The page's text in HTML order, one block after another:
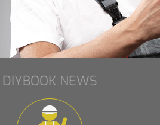
DIYBOOK NEWS